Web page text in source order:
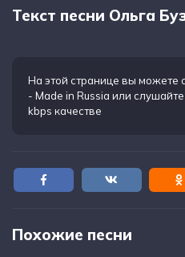
Текст песни Ольга
На этой странице вы можете
- Made in Russia или
kbps качестве
Похожие песни